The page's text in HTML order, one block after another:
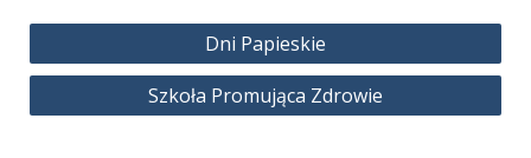
Nawigacja
wpisu
Dni Papieskie
Szkoła Promująca Zdrowie